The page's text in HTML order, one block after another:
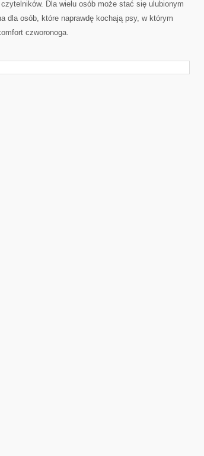
Dla wielu osób może stać się ulubionym
dla osób, które naprawdę kochają psy, w którym
czworonoga.